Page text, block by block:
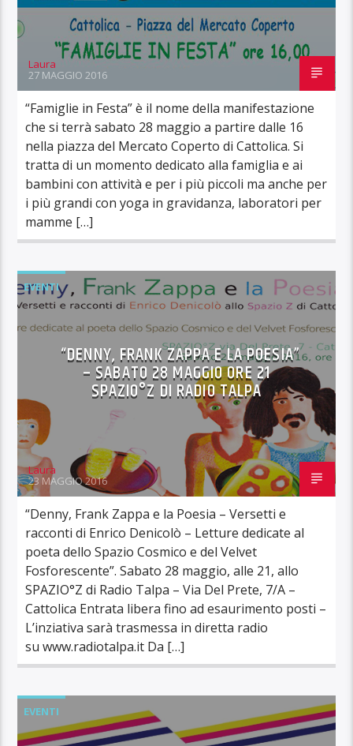
Laura
27 MAGGIO 2016
“Famiglie in Festa” è il nome della manifestazione
che si terrà sabato 28 maggio a partire dalle 16
nella piazza del Mercato Coperto di Cattolica. Si
tratta di un momento dedicato alla famiglia e ai
bambini con attività e per i più piccoli ma anche per
i più grandi con yoga in gravidanza, laboratori per
mamme […]
EVENTI
“DENNY, FRANK ZAPPA E LA POESIA”
– SABATO 28 MAGGIO ORE 21
SPAZIO°Z DI RADIO TALPA
Laura
23 MAGGIO 2016
“Denny, Frank Zappa e la Poesia – Versetti e
racconti di Enrico Denicolò – Letture dedicate al
poeta dello Spazio Cosmico e del Velvet
Fosforescente”. Sabato 28 maggio, alle 21, allo
SPAZIO°Z di Radio Talpa – Via Del Prete, 7/A –
Cattolica Entrata libera fino ad esaurimento posti –
L’inziativa sarà trasmessa in diretta radio
su www.radiotalpa.it Da […]
EVENTI